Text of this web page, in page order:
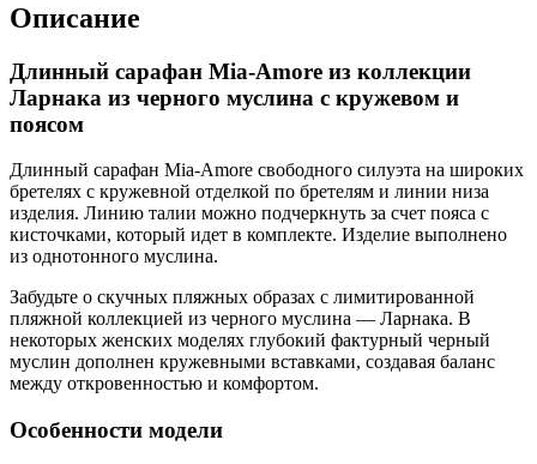
Описание
Длинный сарафан Mia-Amore из коллекции
Ларнака из черного муслина с кружевом и
поясом
Длинный сарафан Mia-Amore свободного силуэта на широких
бретелях с кружевной отделкой по бретелям и линии низа
изделия. Линию талии можно подчеркнуть за счет пояса с
кисточками, который идет в комплекте. Изделие выполнено
из однотонного муслина.
Забудьте о скучных пляжных образах с лимитированной
пляжной коллекцией из черного муслина — Ларнака. В
некоторых женских моделях глубокий фактурный черный
муслин дополнен кружевными вставками, создавая баланс
между откровенностью и комфортом.
Особенности модели